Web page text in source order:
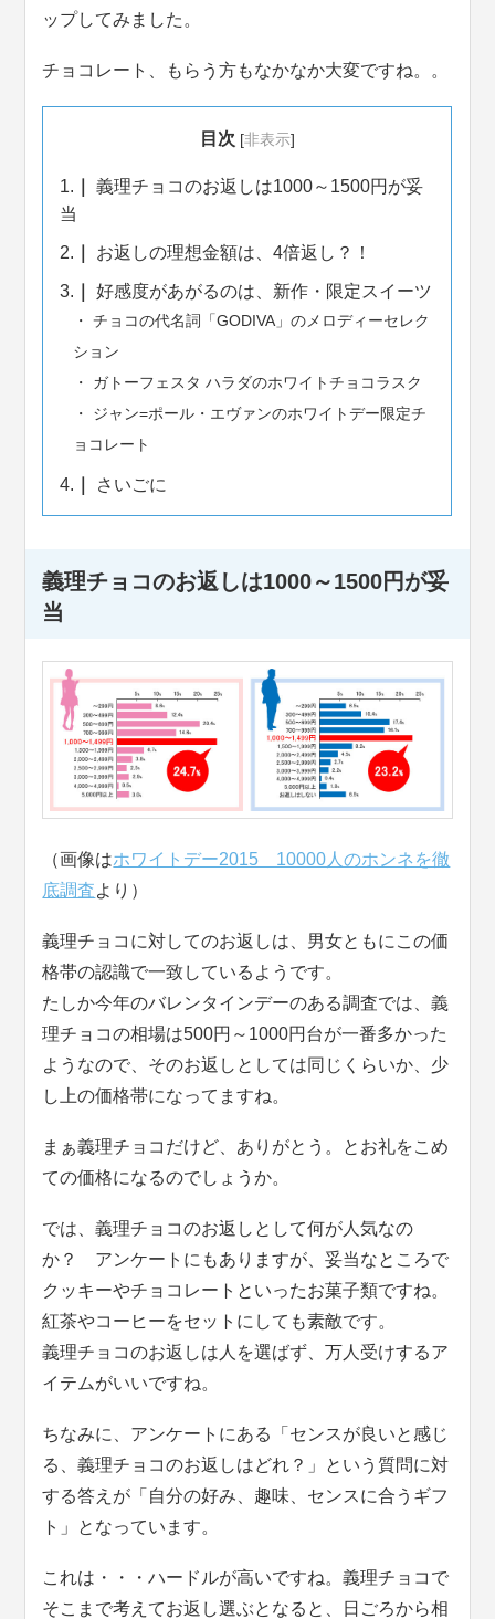
ップしてみました。
チョコレート、もらう方もなかなか大変ですね。。
目次 [非表示]
1.
義理チョコのお返しは1000～1500円が妥
当
2. お返しの理想金額は、4倍返し？！
3. 好感度があがるのは、新作・限定スイーツ
チョコの代名詞「GODIVA」のメロディーセレク
ション
ガトーフェスタ ハラダのホワイトチョコラスク
ジャン=ポール・エヴァンのホワイトデー限定チ
ョコレート
4. さいごに
義理チョコのお返しは1000～1500円が妥
当
（画像はホワイトデー2015 10000人のホンネを徹
底調査より）
義理チョコに対してのお返しは、男女ともにこの価
格帯の認識で一致しているようです。
たしか今年のバレンタインデーのある調査では、義
理チョコの相場は500円～1000円台が一番多かった
ようなので、そのお返しとしては同じくらいか、少
し上の価格帯になってますね。
まぁ義理チョコだけど、ありがとう。とお礼をこめ
ての価格になるのでしょうか。
では、義理チョコのお返しとして何が人気なの
か？ アンケートにもありますが、妥当なところで
クッキーやチョコレートといったお菓子類ですね。
紅茶やコーヒーをセットにしても素敵です。
義理チョコのお返しは人を選ばず、万人受けするア
イテムがいいですね。
ちなみに、アンケートにある「センスが良いと感じ
る、義理チョコのお返しはどれ？」という質問に対
する答えが「自分の好み、趣味、センスに合うギフ
ト」となっています。
これは・・・ハードルが高いですね。義理チョコで
そこまで考えてお返し選ぶとなると、日ごろから相